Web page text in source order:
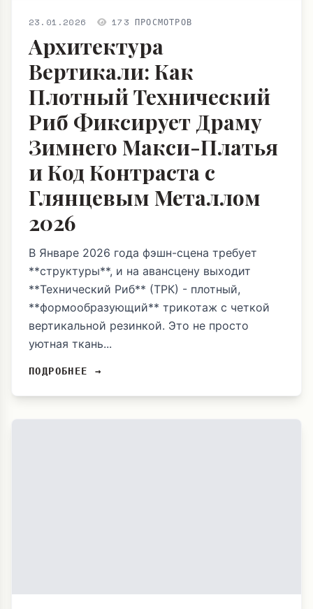
23.01.2026 173 ПРОСМОТРОВ
Архитектура
Вертикали: Как
Плотный Технический
Риб Фиксирует Драму
Зимнего Макси-Платья
и Код Контраста с
Глянцевым Металлом
2026
В Январе 2026 года фэшн-сцена требует
**структуры**, и на авансцену выходит
**Технический Риб** (ТРК) - плотный,
**формообразующий** трикотаж с четкой
вертикальной резинкой. Это не просто
уютная ткань...
ПОДРОБНЕЕ →